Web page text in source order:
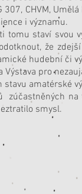
CHVM,
i významu.
tomu staví
že
hudební či
pro
amatérské
na
smysl.